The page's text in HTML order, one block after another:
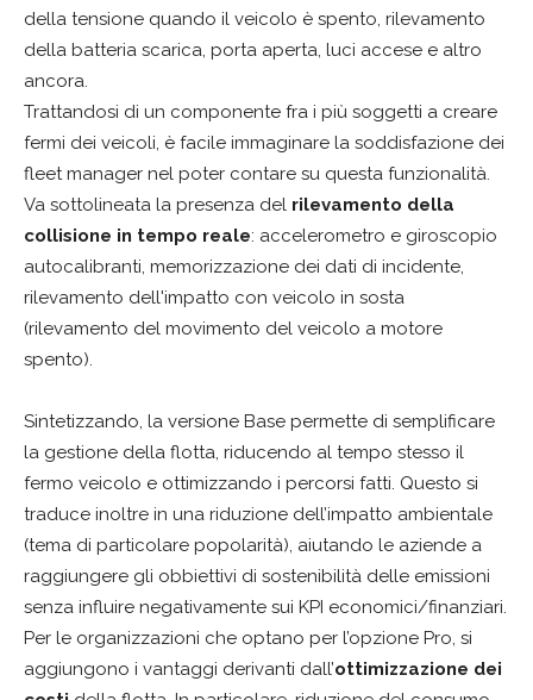
della tensione quando il veicolo è spento, rilevamento
della batteria scarica, porta aperta, luci accese e altro
ancora.
Trattandosi di un componente fra i più soggetti a creare
fermi dei veicoli, è facile immaginare la soddisfazione dei
fleet manager nel poter contare su questa funzionalità.
Va sottolineata la presenza del rilevamento della
collisione in tempo reale: accelerometro e giroscopio
autocalibranti, memorizzazione dei dati di incidente,
rilevamento dell'impatto con veicolo in sosta
(rilevamento del movimento del veicolo a motore
spento).
Sintetizzando, la versione Base permette di semplificare
la gestione della flotta, riducendo al tempo stesso il
fermo veicolo e ottimizzando i percorsi fatti. Questo si
traduce inoltre in una riduzione dell’impatto ambientale
(tema di particolare popolarità), aiutando le aziende a
raggiungere gli obbiettivi di sostenibilità delle emissioni
senza influire negativamente sui KPI economici/finanziari.
Per le organizzazioni che optano per l’opzione Pro, si
aggiungono i vantaggi derivanti dall’ottimizzazione dei